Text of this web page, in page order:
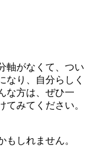
軸がなくて、つい
なり、自分らしく
な方は、ぜひ一
みてください。
しれません。